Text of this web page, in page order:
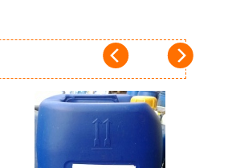
Add to
wishlist